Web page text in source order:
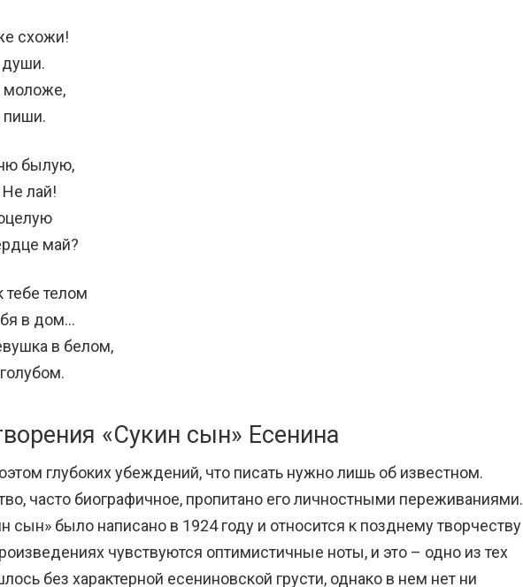
схожи!
моложе,
пиши.
былую,
лай!
май?
телом
в дом…
в белом,
«Сукин сын» Есенина
глубоких убеждений, что писать нужно лишь об известном.
часто биографичное, пропитано его личностными переживаниями.
сын» было написано в 1924 году и относится к позднему творчеству
чувствуются оптимистичные ноты, и это – одно из тех
без характерной есениновской грусти, однако в нем нет ни